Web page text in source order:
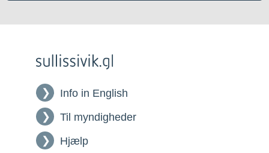
Info in English
Til myndigheder
Hjælp